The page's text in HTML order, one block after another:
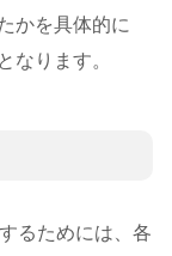
かを具体的に
なります。
るためには、各